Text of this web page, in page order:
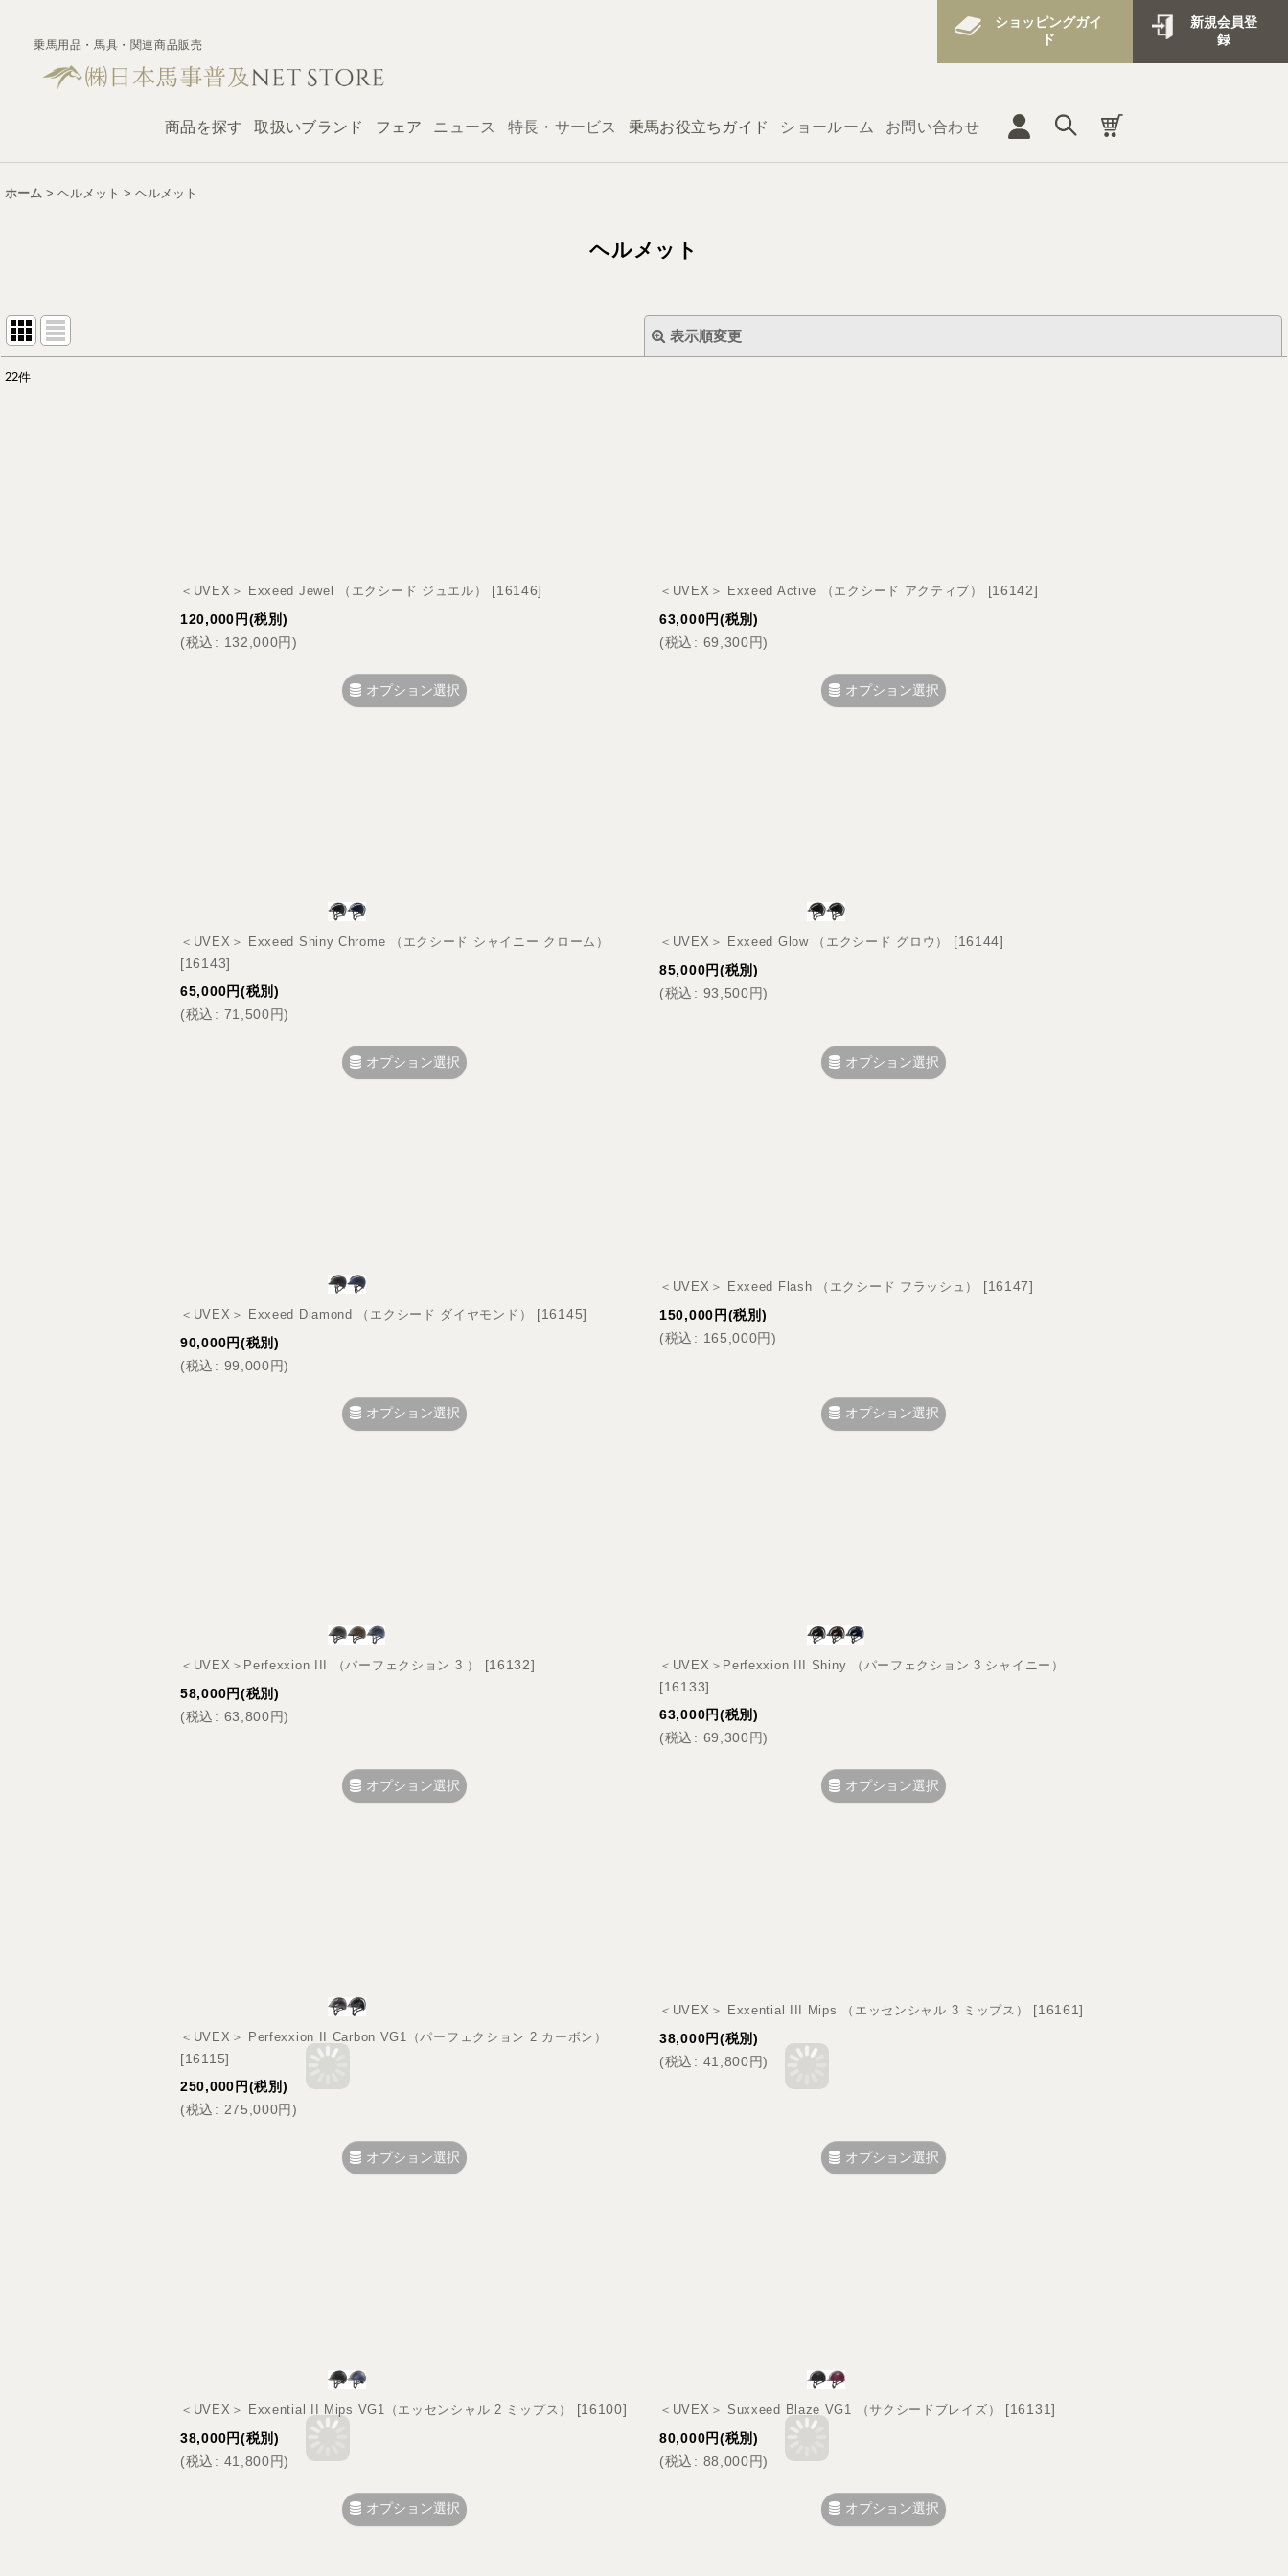
乗馬用品・馬具・関連商品販売
ショッピングガイ
ド
新規会員登
録
商品を探す 取扱いブランド フェア ニュース 特長・サービス 乗馬お役立ちガイド ショールーム お問い合わせ
ホーム > ヘルメット > ヘルメット
ヘルメット
表示順変更
22件
＜UVEX＞ Exxeed Jewel （エクシード ジュエル） [16146]
120,000 円(税別)
(税込 : 132,000円)
オプション選択
＜UVEX＞ Exxeed Active （エクシード アクティブ） [16142]
63,000円(税別)
(税込 : 69,300円)
オプション選択
＜UVEX＞ Exxeed Shiny Chrome （エクシード シャイニー クローム）
[16143]
65,000円(税別)
(税込 : 71,500円)
オプション選択
＜UVEX＞ Exxeed Glow （エクシード グロウ） [16144]
85,000円(税別)
(税込 : 93,500円)
オプション選択
＜UVEX＞ Exxeed Diamond （エクシード ダイヤモンド） [16145]
90,000円(税別)
(税込 : 99,000円)
オプション選択
＜UVEX＞ Exxeed Flash （エクシード フラッシュ） [16147]
150,000 円(税別)
(税込 : 165,000円)
オプション選択
＜UVEX＞Perfexxion III （パーフェクション 3 ） [16132]
58,000円(税別)
(税込 : 63,800円)
オプション選択
＜UVEX＞Perfexxion III Shiny （パーフェクション 3 シャイニー）
[16133]
63,000円(税別)
(税込 : 69,300円)
オプション選択
＜UVEX＞ Perfexxion II Carbon VG1（パーフェクション 2 カーボン）
[16115]
250,000 円(税別)
(税込 : 275,000円)
オプション選択
＜UVEX＞ Exxential III Mips （エッセンシャル 3 ミップス） [16161]
38,000円(税別)
(税込 : 41,800円)
オプション選択
＜UVEX＞ Exxential II Mips VG1（エッセンシャル 2 ミップス） [16100]
38,000円(税別)
(税込 : 41,800円)
オプション選択
＜UVEX＞ Suxxeed Blaze VG1 （サクシードブレイズ） [16131]
80,000円(税別)
(税込 : 88,000円)
オプション選択